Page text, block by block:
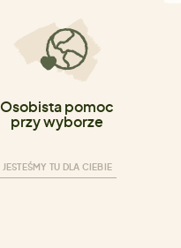
Osobista pomoc
przy wyborze
JESTEŚMY TU DLA CIEBIE